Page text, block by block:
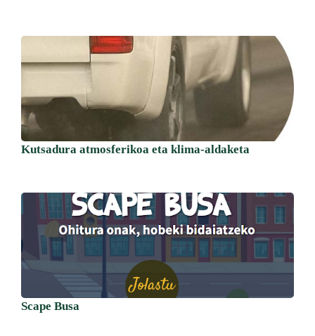
Kutsadura atmosferikoa eta klima-aldaketa
Scape Busa